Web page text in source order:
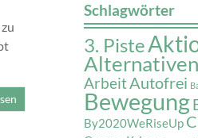
Schlagwörter
3. Piste
Alternativen
ArbeitAutofrei
Bewegung
By2020WeRiseUp